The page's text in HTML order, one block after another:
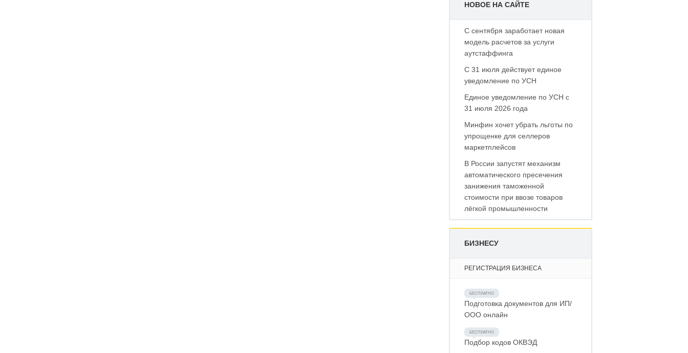
НОВОЕ НА САЙТЕ
С сентября заработает новая
модель расчетов за услуги
аутстаффинга
С 31 июля действует единое
уведомление по УСН
Единое уведомление по УСН с
31 июля 2026 года
Минфин хочет убрать льготы по
упрощенке для селлеров
маркетплейсов
В России запустят механизм
автоматического пресечения
занижения таможенной
стоимости при ввозе товаров
лёгкой промышленности
БИЗНЕСУ
РЕГИСТРАЦИЯ БИЗНЕСА
Подготовка документов для ИП/
ООО онлайн
Подбор кодов ОКВЭД